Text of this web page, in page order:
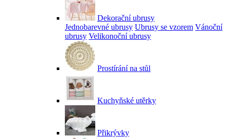
Dekorační ubrusy
Jednobarevné ubrusy Ubrusy se vzorem Vánoční
ubrusy Velikonoční ubrusy
Prostírání na stůl
Kuchyňské utěrky
Přikrývky